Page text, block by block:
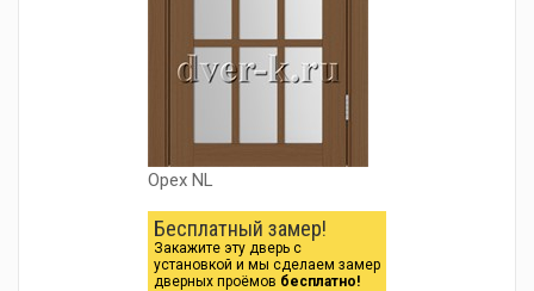
Орех NL
Бесплатный замер!
Закажите эту дверь с
установкой и мы сделаем замер
дверных проёмов бесплатно!